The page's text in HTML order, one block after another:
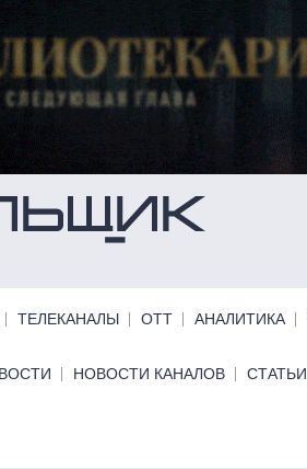
ТЕЛЕКАНАЛЫ ОТТ АНАЛИТИКА
НОВОСТИ КАНАЛОВ СТАТЬИ